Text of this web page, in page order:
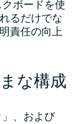
ボードを使
るだけでな
責任の向上
な構成
、および